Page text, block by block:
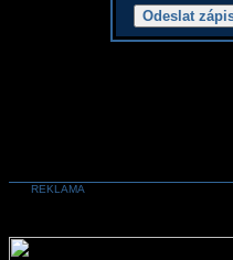
REKLAMA